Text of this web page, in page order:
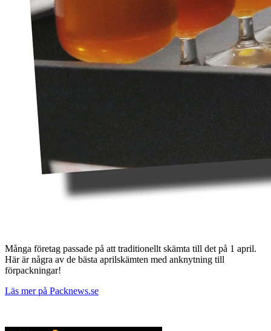
Många företag passade på att traditionellt skämta till det på 1 april.
Här är några av de bästa aprilskämten med anknytning till
förpackningar!
Läs mer på Packnews.se